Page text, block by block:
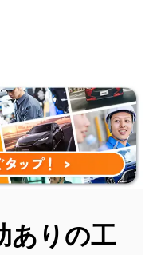
ありの工